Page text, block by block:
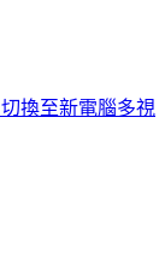
切換至新電腦多視